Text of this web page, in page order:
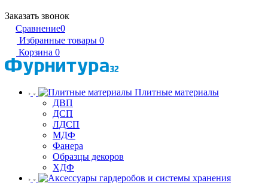
Заказать звонок
Сравнение0
Избранные товары 0
Корзина 0
Плитные материалы
ДВП
ДСП
ЛДСП
МДФ
Фанера
Образцы декоров
ХДФ